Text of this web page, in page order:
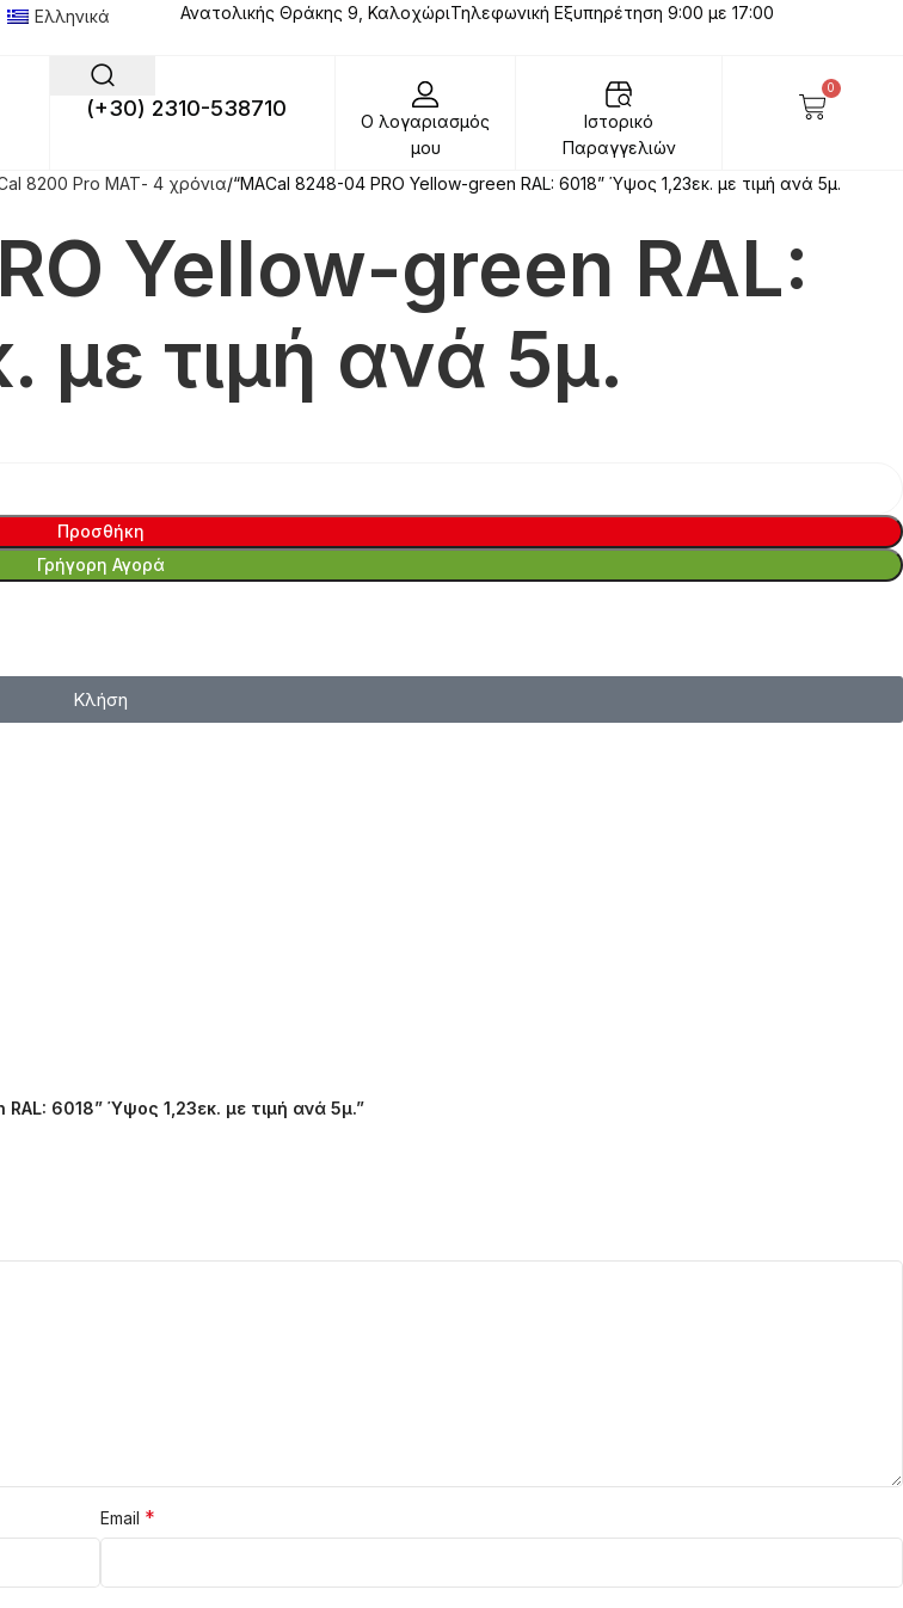
Ελληνικά Ανατολικής Θράκης 9, ΚαλοχώριΤηλεφωνική Εξυπηρέτηση 9:00 με 17:00
(+30) 2310-538710
Ο λογαριασμός
μου
Ιστορικό
Παραγγελιών
0
8200 Pro ΜΑΤ- 4 χρόνια “MACal 8248-04 PRO Yellow-green RAL: 6018” Ύψος 1,23εκ. με τιμή ανά 5μ.
Yellow-green RAL:
με τιμή ανά 5μ.
Προσθήκη
Γρήγορη Αγορά
Κλήση
6018” Ύψος 1,23εκ. με τιμή ανά 5μ.”
Email *